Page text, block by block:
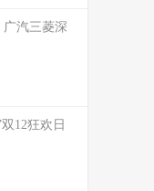
汽三菱深
12狂欢日